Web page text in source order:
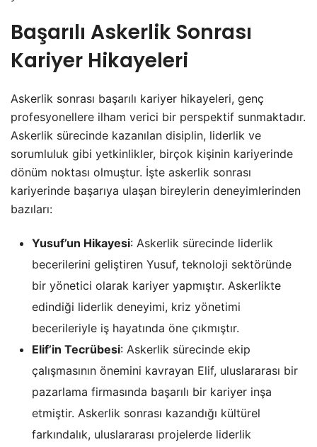
Başarılı Askerlik Sonrası
Kariyer Hikayeleri
Askerlik sonrası başarılı kariyer hikayeleri, genç
profesyonellere ilham verici bir perspektif sunmaktadır.
Askerlik sürecinde kazanılan disiplin, liderlik ve
sorumluluk gibi yetkinlikler, birçok kişinin kariyerinde
dönüm noktası olmuştur. İşte askerlik sonrası
kariyerinde başarıya ulaşan bireylerin deneyimlerinden
bazıları:
Yusuf’un Hikayesi: Askerlik sürecinde liderlik
becerilerini geliştiren Yusuf, teknoloji sektöründe
bir yönetici olarak kariyer yapmıştır. Askerlikte
edindiği liderlik deneyimi, kriz yönetimi
becerileriyle iş hayatında öne çıkmıştır.
Elif’in Tecrübesi: Askerlik sürecinde ekip
çalışmasının önemini kavrayan Elif, uluslararası bir
pazarlama firmasında başarılı bir kariyer inşa
etmiştir. Askerlik sonrası kazandığı kültürel
farkındalık, uluslararası projelerde liderlik